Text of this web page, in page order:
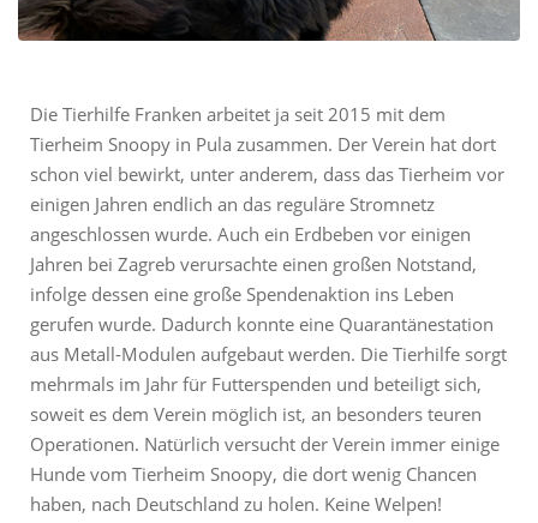
Die Tierhilfe Franken arbeitet ja seit 2015 mit dem
Tierheim Snoopy in Pula zusammen. Der Verein hat dort
schon viel bewirkt, unter anderem, dass das Tierheim vor
einigen Jahren endlich an das reguläre Stromnetz
angeschlossen wurde. Auch ein Erdbeben vor einigen
Jahren bei Zagreb verursachte einen großen Notstand,
infolge dessen eine große Spendenaktion ins Leben
gerufen wurde. Dadurch konnte eine Quarantänestation
aus Metall-Modulen aufgebaut werden. Die Tierhilfe sorgt
mehrmals im Jahr für Futterspenden und beteiligt sich,
soweit es dem Verein möglich ist, an besonders teuren
Operationen. Natürlich versucht der Verein immer einige
Hunde vom Tierheim Snoopy, die dort wenig Chancen
haben, nach Deutschland zu holen. Keine Welpen!